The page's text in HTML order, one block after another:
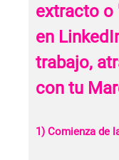
extracto o
en
trabajo,
con tu
1) Comienza de